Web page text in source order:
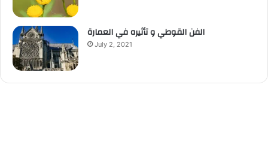
الفن القوطي و تأثيره في العمارة
July 2, 2021